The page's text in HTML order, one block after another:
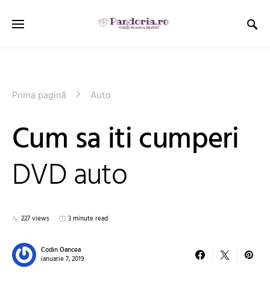
Prima pagină Auto
Cum sa iti cumperi
DVD auto
227 views 3 minute read
Codin Oancea
ianuarie 7, 2019